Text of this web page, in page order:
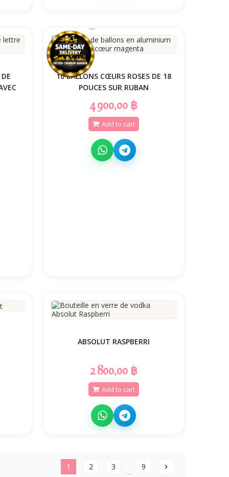
10 BALLONS CŒURS ROSES DE 18
POUCES SUR RUBAN
4 900,00 ฿
Add to cart
ABSOLUT RASPBERRI
2 800,00 ฿
Add to cart
1 2 3
…
9 chevron_right